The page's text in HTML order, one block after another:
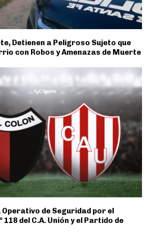
Detienen a Peligroso Sujeto que
con Robos y Amenazas de Muerte
Operativo de Seguridad por el
118 del C.A. Unión y el Partido de